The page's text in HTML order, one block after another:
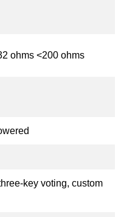
ohms <200 ohms
key voting, custom